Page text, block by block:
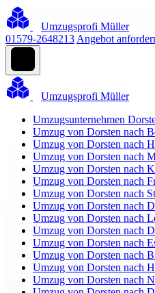
Umzugsprofi Müller
01579-2648213 Angebot
Umzugsprofi Müller
Umzugsunternehmen
Umzug von Dorsten nach
Umzug von Dorsten nach
Umzug von Dorsten nach
Umzug von Dorsten nach
Umzug von Dorsten nach
Umzug von Dorsten nach
Umzug von Dorsten nach
Umzug von Dorsten nach
Umzug von Dorsten nach
Umzug von Dorsten nach
Umzug von Dorsten nach
Umzug von Dorsten nach
Umzug von Dorsten nach